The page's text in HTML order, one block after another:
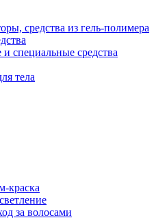
средства из гель-полимера
специальные средства
тела
краска
за волосами